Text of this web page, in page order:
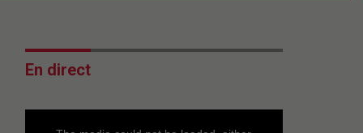
En direct